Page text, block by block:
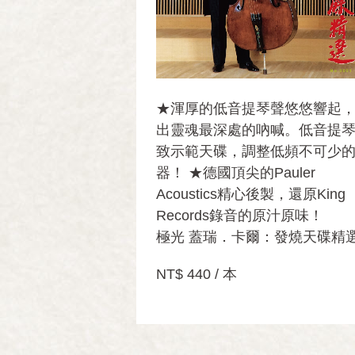
★渾厚的低音提琴聲悠悠響起
出靈魂最深處的吶喊。低音提
致示範天碟，調整低頻不可少
器！ ★德國頂尖的Pauler
Acoustics精心後製，還原King
Records錄音的原汁原味！
極光 蓋瑞．卡爾：發燒天碟精
NT$ 440 / 本